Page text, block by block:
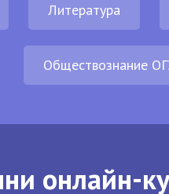
Литература
Обществознание
онлайн-